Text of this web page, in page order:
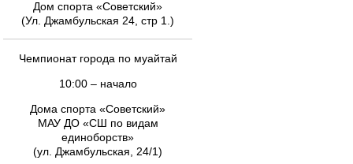
Дом спорта «Советский»
(Ул. Джамбульская 24, стр 1.)
Чемпионат города по муайтай
10:00 – начало
Дома спорта «Советский»
МАУ ДО «СШ по видам
единоборств»
(ул. Джамбульская, 24/1)